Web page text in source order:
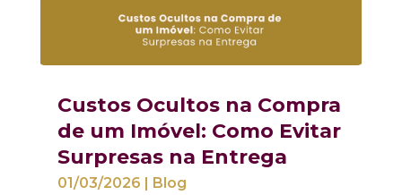
Custos Ocultos na Compra
de um Imóvel: Como Evitar
Surpresas na Entrega
01/03/2026 | Blog